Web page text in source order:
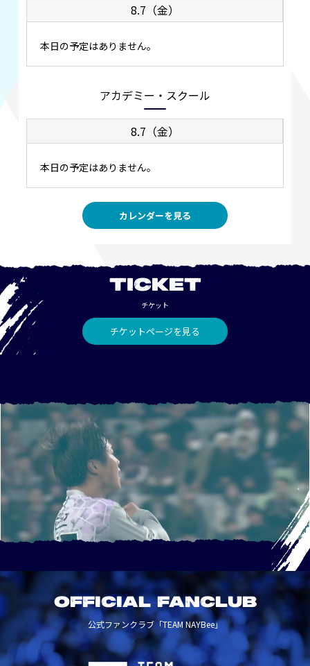
8.7（金）
本日の予定はありません。
アカデミー・スクール
8.7（金）
本日の予定はありません。
カレンダーを見る
TICKET
チケット
チケットページを見る
OFFICIAL FANCLUB
公式ファンクラブ「TEAM NAYBee」